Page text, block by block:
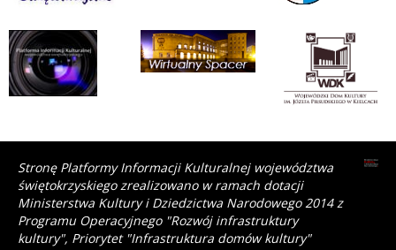
Stronę Platformy Informacji Kulturalnej województwa
świętokrzyskiego zrealizowano w ramach dotacji
Ministerstwa Kultury i Dziedzictwa Narodowego 2014 z
Programu Operacyjnego "Rozwój infrastruktury
kultury", Priorytet "Infrastruktura domów kultury"